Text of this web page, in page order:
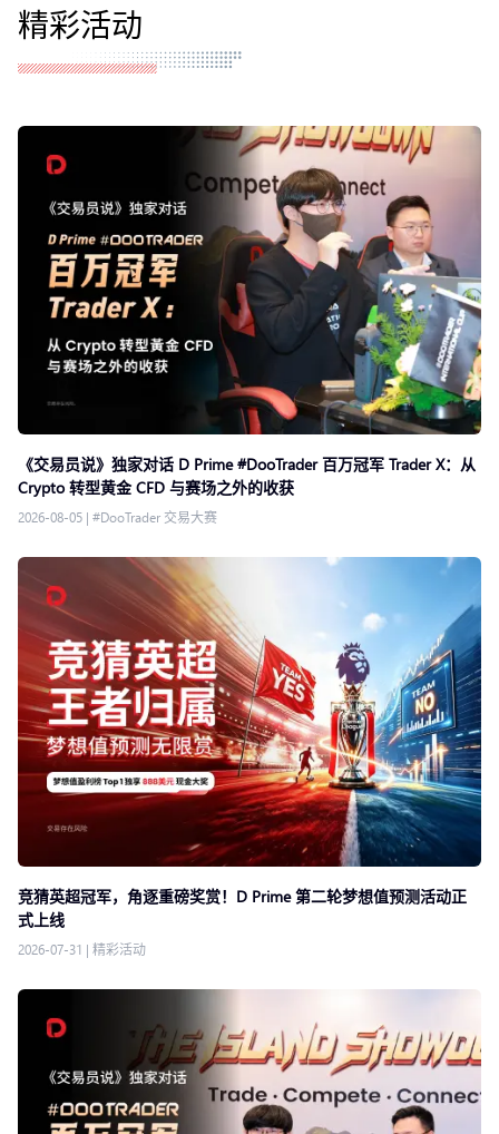
精彩活动
《交易员说》独家对话 D Prime #DooTrader 百万冠军 Trader X：从
Crypto 转型黄金 CFD 与赛场之外的收获
2026-08-05 | #DooTrader 交易大赛
竞猜英超冠军，角逐重磅奖赏！D Prime 第二轮梦想值预测活动正
式上线
2026-07-31 | 精彩活动